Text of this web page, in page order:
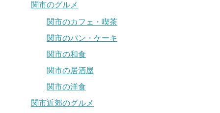
関市のグルメ
関市のカフェ・喫茶
関市のパン・ケーキ
関市の和食
関市の居酒屋
関市の洋食
関市近郊のグルメ